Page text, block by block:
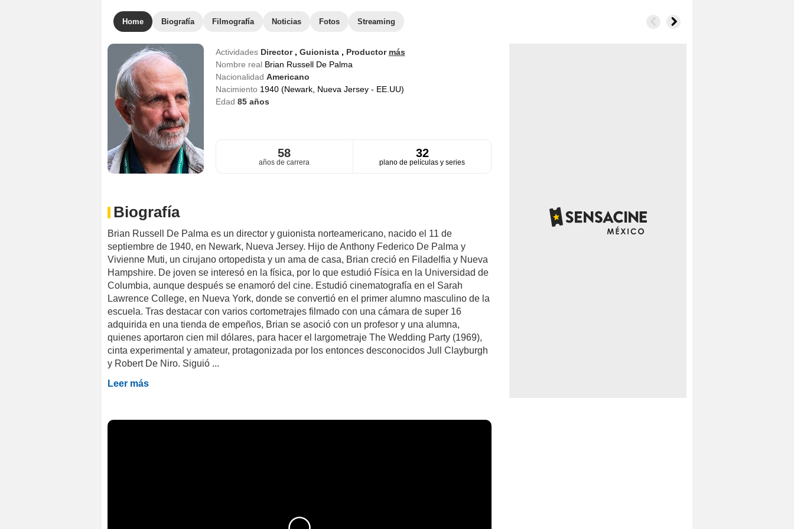
Home Biografía Filmografía Noticias Fotos Streaming
Actividades Director , Guionista , Productor más
Nombre real Brian Russell De Palma
Nacionalidad Americano
Nacimiento 1940 (Newark, Nueva Jersey - EE.UU)
Edad 85años
58
años de carrera
32
plano de películas y series
Biografía
Brian Russell De Palma es un director y guionista norteamericano, nacido el 11 de
septiembre de 1940, en Newark, Nueva Jersey. Hijo de Anthony Federico De Palma y
Vivienne Muti, un cirujano ortopedista y un ama de casa, Brian creció en Filadelfia y Nueva
Hampshire. De joven se interesó en la física, por lo que estudió Física en la Universidad de
Columbia, aunque después se enamoró del cine. Estudió cinematografía en el Sarah
Lawrence College, en Nueva York, donde se convertió en el primer alumno masculino de la
escuela. Tras destacar con varios cortometrajes filmado con una cámara de super 16
adquirida en una tienda de empeños, Brian se asoció con un profesor y una alumna,
quienes aportaron cien mil dólares, para hacer el largometraje The Wedding Party (1969),
cinta experimental y amateur, protagonizada por los entonces desconocidos Jull Clayburgh
y Robert De Niro. Siguió ...
Leer más